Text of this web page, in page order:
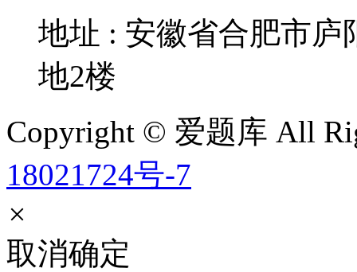
地址 : 安徽省合肥市
地2楼
Copyright © 爱题库 All
18021724号-7
×
取消确定